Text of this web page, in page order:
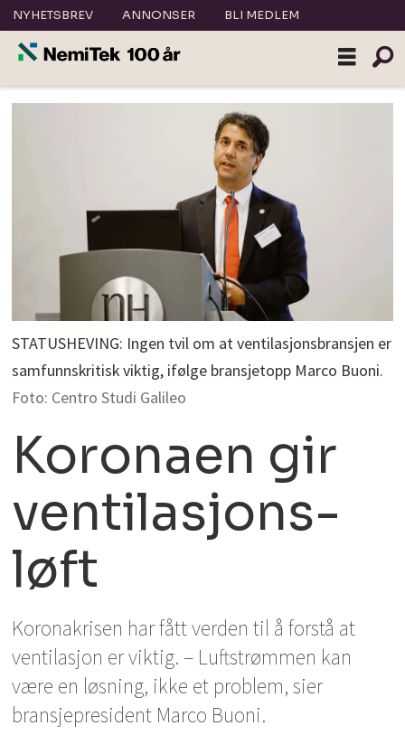
NYHETSBREV ANNONSER BLI MEDLEM
STATUSHEVING: Ingen tvil om at ventilasjonsbransjen er
samfunnskritisk viktig, ifølge bransjetopp Marco Buoni.
Foto: Centro Studi Galileo
Koronaen gir
ventilasjons-
løft
Koronakrisen har fått verden til å forstå at
ventilasjon er viktig. – Luftstrømmen kan
være en løsning, ikke et problem, sier
bransjepresident Marco Buoni.